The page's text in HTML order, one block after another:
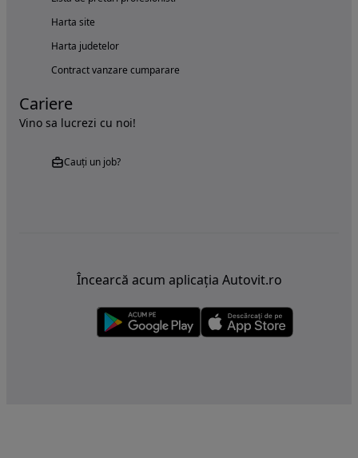
Harta site
Harta judetelor
Contract vanzare cumparare
Cariere
Vino sa lucrezi cu noi!
Cauți un job?
Încearcă acum aplicația Autovit.ro